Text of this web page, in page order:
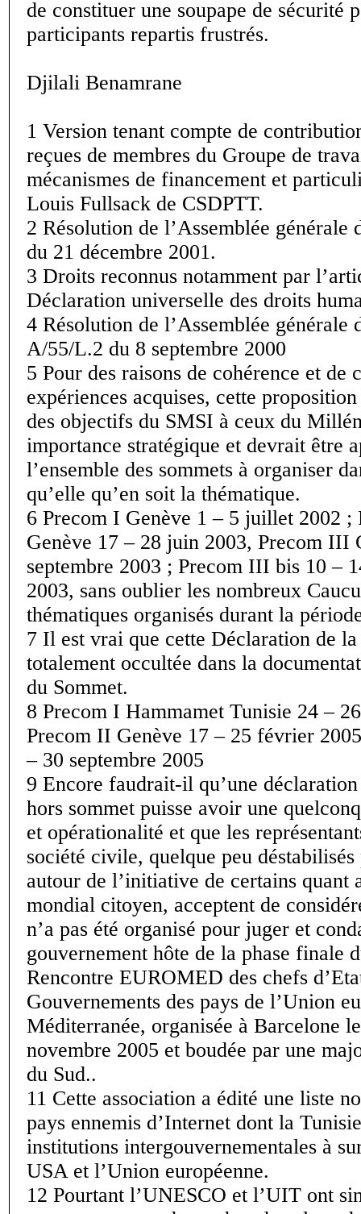
de constituer une soupape de sécurité
participants repartis frustrés.
Djilali Benamrane
1 Version tenant compte de
reçues de membres du Groupe de
mécanismes de financement et
Louis Fullsack de CSDPTT.
2 Résolution de l’Assemblée générale
du 21 décembre 2001.
3 Droits reconnus notamment par
Déclaration universelle des droits
4 Résolution de l’Assemblée générale
A/55/L.2 du 8 septembre 2000
5 Pour des raisons de cohérence et de
expériences acquises, cette
des objectifs du SMSI à ceux du
importance stratégique et devrait être
l’ensemble des sommets à organiser
qu’elle qu’en soit la thématique.
6 Precom I Genève 1 – 5 juillet 2002 ;
Genève 17 – 28 juin 2003, Precom III
septembre 2003 ; Precom III bis 10 –
2003, sans oublier les nombreux
thématiques organisés durant la
7 Il est vrai que cette Déclaration de
totalement occultée dans la
du Sommet.
8 Precom I Hammamet Tunisie 24 –
Precom II Genève 17 – 25 février
– 30 septembre 2005
9 Encore faudrait-il qu’une déclaration
hors sommet puisse avoir une
et opérationalité et que les
société civile, quelque peu déstabilisés
autour de l’initiative de certains quant
mondial citoyen, acceptent de
n’a pas été organisé pour juger et
gouvernement hôte de la phase finale
Rencontre EUROMED des chefs
Gouvernements des pays de l’Union
Méditerranée, organisée à Barcelone
novembre 2005 et boudée par une
du Sud..
11 Cette association a édité une liste
pays ennemis d’Internet dont la
institutions intergouvernementales à
USA et l’Union européenne.
12 Pourtant l’UNESCO et l’UIT ont